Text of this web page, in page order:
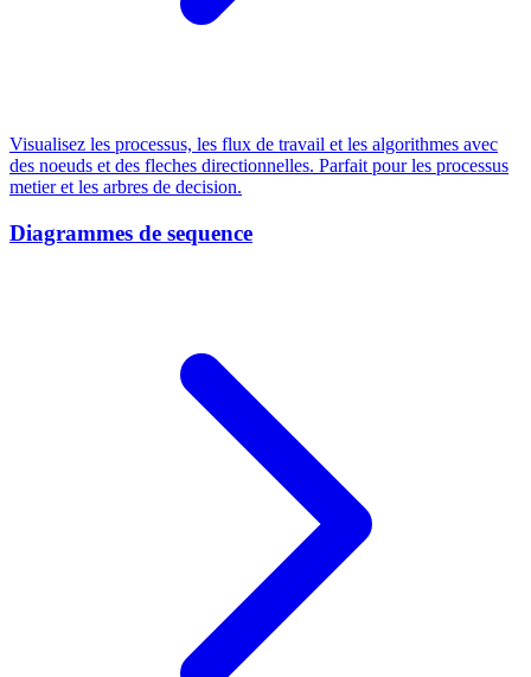
Visualisez les processus, les flux de travail et les algorithmes avec
des noeuds et des fleches directionnelles. Parfait pour les processus
metier et les arbres de decision.
Diagrammes de sequence